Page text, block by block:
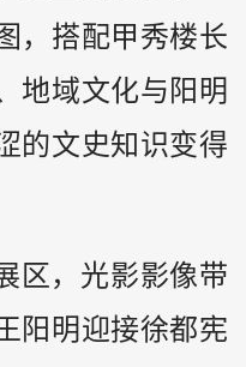
，搭配甲秀楼长
地域文化与阳明
的文史知识变得
区，光影影像带
阳明迎接徐都宪